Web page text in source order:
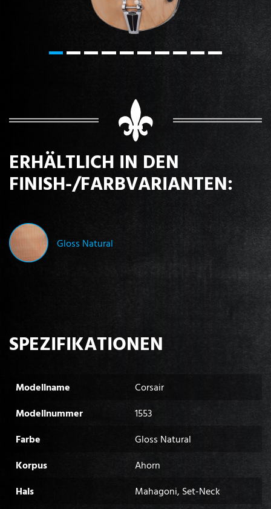
ERHÄLTLICH IN DEN
FINISH-/FARBVARIANTEN:
Gloss Natural
SPEZIFIKATIONEN
Modellname
Corsair
Modellnummer
1553
Farbe
Gloss Natural
Korpus
Ahorn
Hals
Mahagoni, Set-Neck